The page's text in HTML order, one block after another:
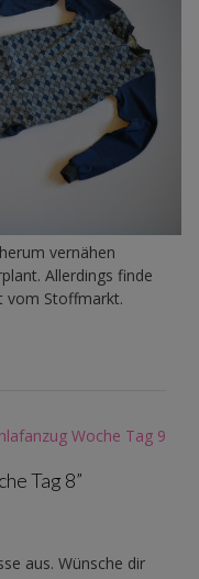
vernähen
Allerdings finde
vom Stoffmarkt.
Woche Tag 9
Tag 8”
aus. Wünsche dir